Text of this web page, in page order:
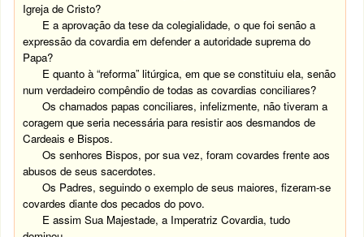
Igreja de Cristo?
E a aprovação da tese da colegialidade, o que foi senão a
expressão da covardia em defender a autoridade suprema do
Papa?
E quanto à “reforma” litúrgica, em que se constituiu ela, senão
num verdadeiro compêndio de todas as covardias conciliares?
Os chamados papas conciliares, infelizmente, não tiveram a
coragem que seria necessária para resistir aos desmandos de
Cardeais e Bispos.
Os senhores Bispos, por sua vez, foram covardes frente aos
abusos de seus sacerdotes.
Os Padres, seguindo o exemplo de seus maiores, fizeram-se
covardes diante dos pecados do povo.
E assim Sua Majestade, a Imperatriz Covardia, tudo